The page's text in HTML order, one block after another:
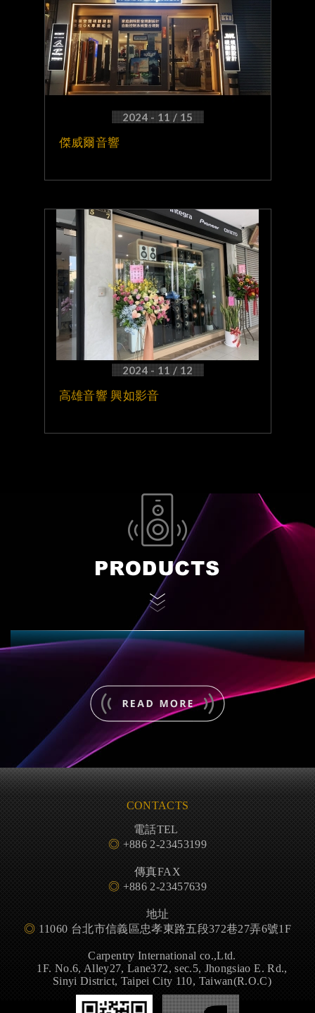
2024 - 11 / 15
傑威爾音響
2024 - 11 / 12
高雄音響 興如影音
- 了解更多 -
CONTACTS
電話TEL
◎ +886 2-23453199
傳真FAX
◎ +886 2-23457639
地址
◎ 11060 台北市信義區忠孝東路五段372巷27弄6號1F
Carpentry International co.,Ltd.
1F. No.6, Alley27, Lane372, sec.5, Jhongsiao E. Rd.,
Sinyi District, Taipei City 110, Taiwan(R.O.C)